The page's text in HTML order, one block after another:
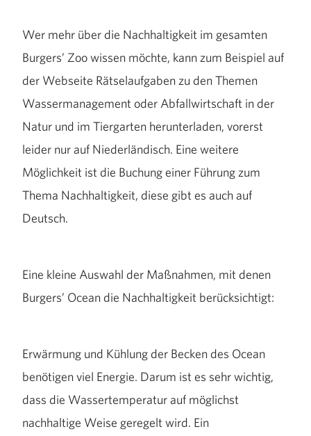
Wer mehr über die Nachhaltigkeit im gesamten
Burgers’ Zoo wissen möchte, kann zum Beispiel auf
der Webseite Rätselaufgaben zu den Themen
Wassermanagement oder Abfallwirtschaft in der
Natur und im Tiergarten herunterladen, vorerst
leider nur auf Niederländisch. Eine weitere
Möglichkeit ist die Buchung einer Führung zum
Thema Nachhaltigkeit, diese gibt es auch auf
Deutsch.
Eine kleine Auswahl der Maßnahmen, mit denen
Burgers’ Ocean die Nachhaltigkeit berücksichtigt:
Erwärmung und Kühlung der Becken des Ocean
benötigen viel Energie. Darum ist es sehr wichtig,
dass die Wassertemperatur auf möglichst
nachhaltige Weise geregelt wird. Ein